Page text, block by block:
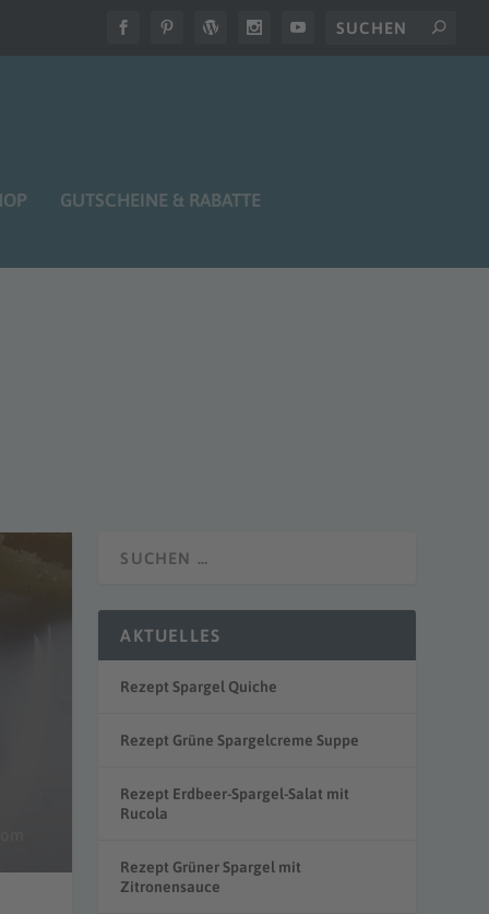
GUTSCHEINE & RABATTE
AKTUELLES
Rezept Spargel Quiche
Rezept Grüne Spargelcreme Suppe
Rezept Erdbeer-Spargel-Salat mit
Rucola
Rezept Grüner Spargel mit
Zitronensauce